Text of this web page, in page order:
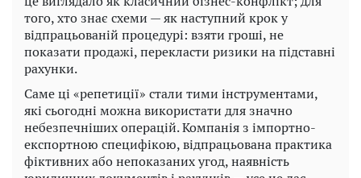
того, хто знає схеми — як наступний крок у
відпрацьованій процедурі: взяти гроші, не
показати продажі, перекласти ризики на підставні
рахунки.
Саме ці «репетиції» стали тими інструментами,
які сьогодні можна використати для значно
небезпечніших операцій. Компанія з імпортно-
експортною специфікою, відпрацьована практика
фіктивних або непоказаних угод, наявність